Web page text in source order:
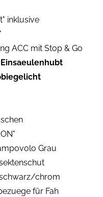
inklusive
ACC mit Stop & Go
Grau
chrom
für Fah